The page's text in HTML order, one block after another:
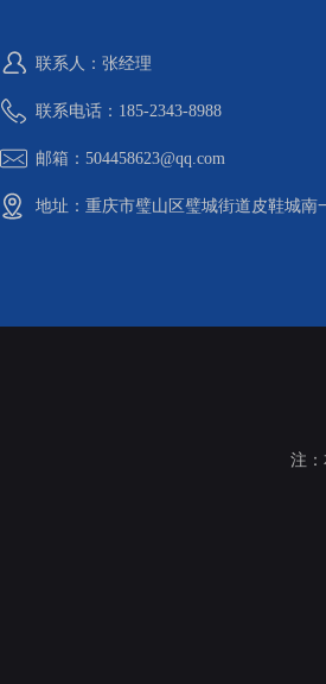
联系人：张经理
联系电话：185-2343-8988
邮箱：504458623@qq.com
地址：重庆市璧山区璧城街道皮鞋城南
注